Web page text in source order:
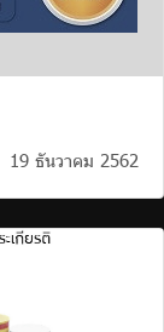
19 ธันวาคม 2562